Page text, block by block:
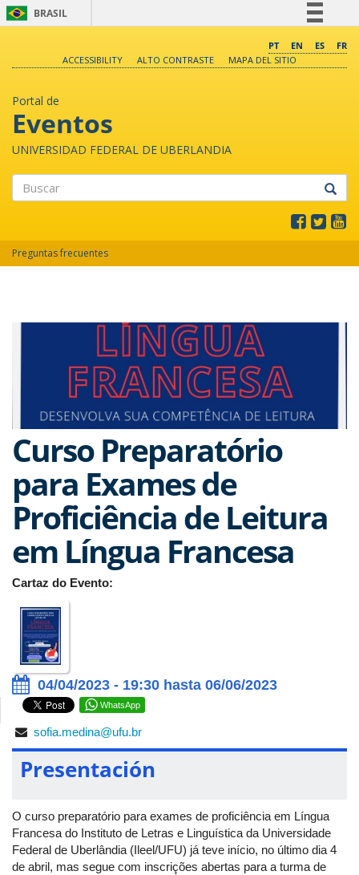
BRASIL
Comunica BR
PT EN ES
FR
ACCESSIBILITY
ALTO CONTRASTE MAPA DEL SITIO
Portal de
Eventos
UNIVERSIDAD FEDERAL DE UBERLANDIA
Preguntas frecuentes
Curso Preparatório
para Exames de
Proficiência de Leitura
em Língua Francesa
Cartaz do Evento:
04/04/2023 - 19:30 hasta 06/06/2023
WhatsApp
sofia.medina@ufu.br
Presentación
O curso preparatório para exames de proficiência em Língua
Francesa do Instituto de Letras e Linguística da Universidade
Federal de Uberlândia (Ileel/UFU) já teve início, no último dia 4
de abril, mas segue com inscrições abertas para a turma de